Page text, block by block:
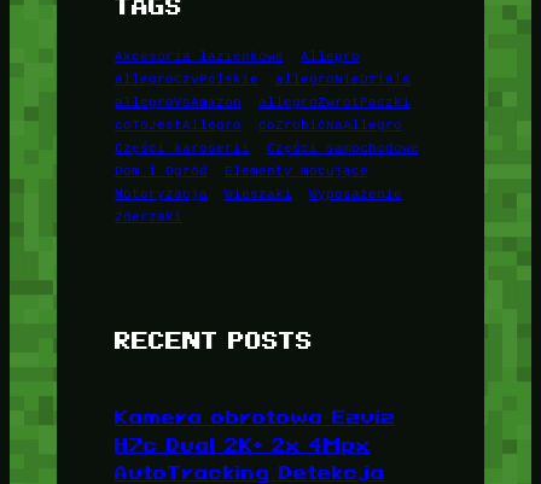
Akcesoria łazienkowe
Allegro
allegroCzyPolskie
allegroNieDziala
allegroVsAmazon
allegroZwrotPaczki
coToJestAllegro
coZrobićNaAllegro
Części karoserii
Części samochodowe
Dom i Ogród
Elementy mocujące
Motoryzacja
Wieszaki
Wyposażenie
Zderzaki
RECENT POSTS
Kamera obrotowa Ezviz
H7c Dual 2K+ 2x 4Mpx
AutoTracking Detekcja